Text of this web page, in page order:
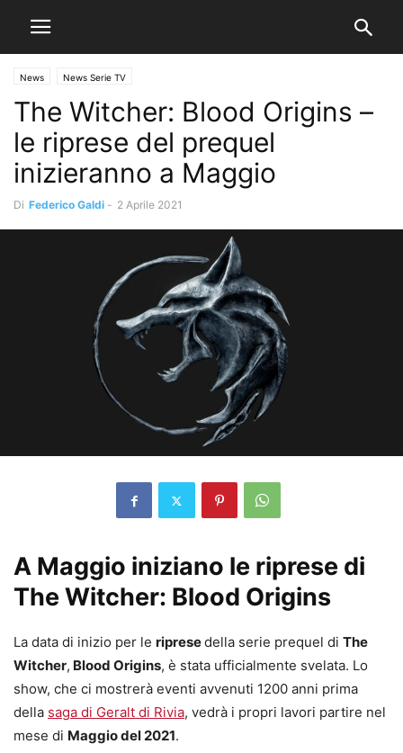
News News Serie TV
The Witcher: Blood Origins –
le riprese del prequel
inizieranno a Maggio
Di Federico Galdi - 2 Aprile 2021
A Maggio iniziano le riprese di
The Witcher: Blood Origins
La data di inizio per le ripresedella serie prequel di The
Witcher, Blood Origins, è stata ufficialmente svelata. Lo
show, che ci mostrerà eventi avvenuti 1200 anni prima
della saga di Geralt di Rivia, vedrà i propri lavori partire nel
mese di Maggio del 2021.